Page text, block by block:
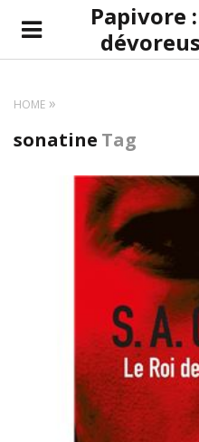
Papivore
HOME
sonatine Tag
LIRE